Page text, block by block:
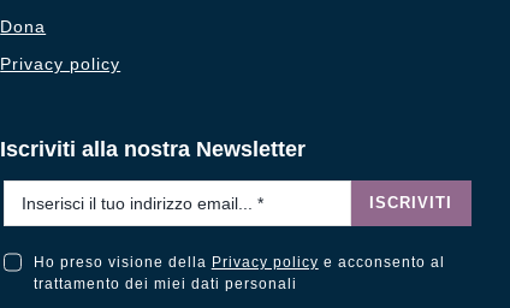
Dona
Privacy policy
Iscriviti alla nostra Newsletter
ISCRIVITI
Ho preso visione della Privacy policy e acconsento al
trattamento dei miei dati personali